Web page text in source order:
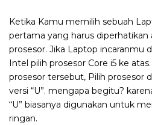
Ketika Kamu memilih sebuah
pertama yang harus diperhatikan
prosesor. Jika Laptop incaranmu
Intel pilih prosesor Core i5 ke
prosesor tersebut, Pilih prosesor
versi “U”. mengapa begitu?
“U” biasanya digunakan untuk
ringan.